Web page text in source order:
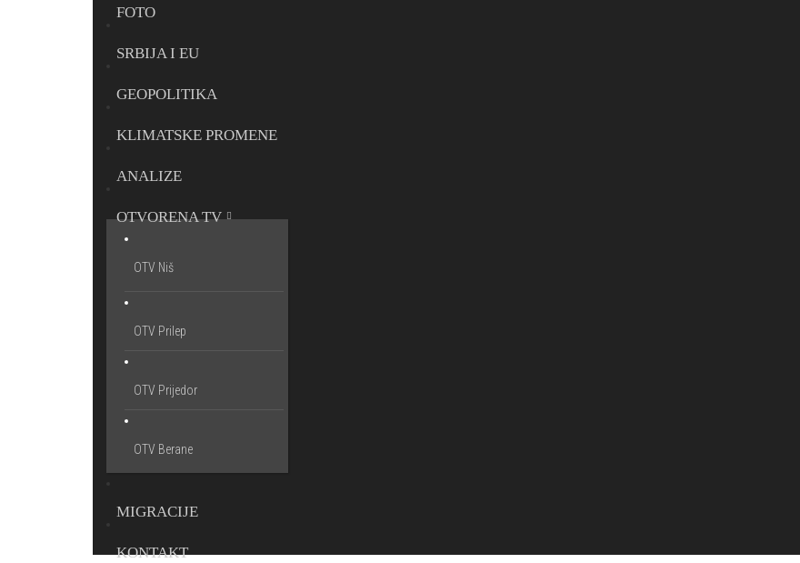
FOTO
SRBIJA I EU
GEOPOLITIKA
KLIMATSKE PROMENE
ANALIZE
OTVORENA TV
OTV Niš
OTV Prilep
OTV Prijedor
OTV Berane
MIGRACIJE
KONTAKT